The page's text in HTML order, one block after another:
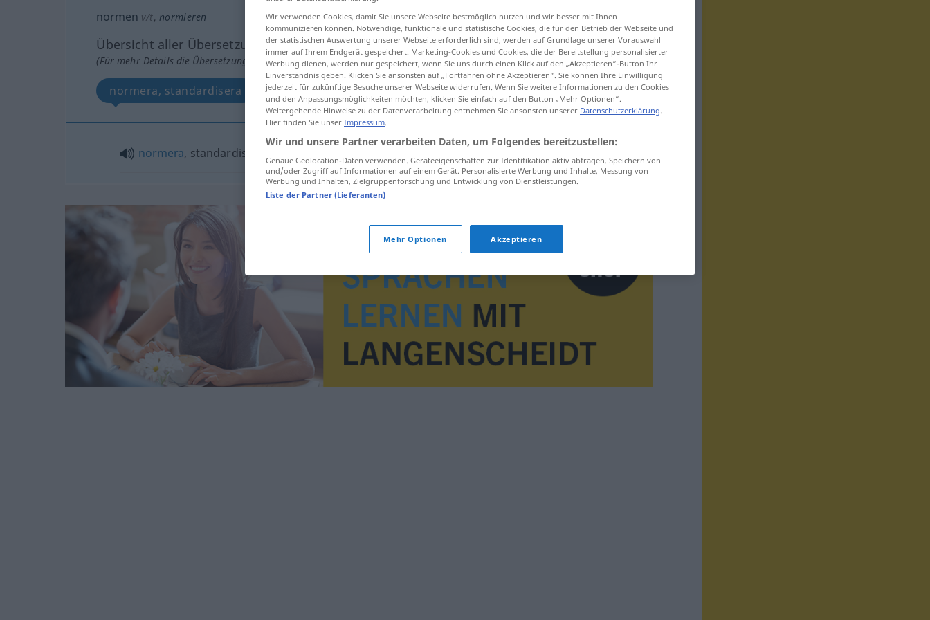
normen v/t,normieren
Übersicht aller Übersetzungen
(Für mehr Details die Übersetzung anklicken/antippen)
normera, standardisera
normera, standardisera
Wir verwenden Cookies, damit Sie unsere Webseite bestmöglich nutzen und wir besser mit Ihnen
kommunizieren können. Notwendige, funktionale und statistische Cookies, die für den Betrieb der Webseite und
der statistischen Auswertung unserer Webseite erforderlich sind, werden auf Grundlage unserer Vorauswahl
immer auf Ihrem Endgerät gespeichert. Marketing-Cookies und Cookies, die der Bereitstellung personalisierter
Werbung dienen, werden nur gespeichert, wenn Sie uns durch einen Klick auf den „Akzeptieren“-Button Ihr
Einverständnis geben. Klicken Sie ansonsten auf „Fortfahren ohne Akzeptieren“. Sie können Ihre Einwilligung
jederzeit für zukünftige Besuche unserer Webseite widerrufen. Wenn Sie weitere Informationen zu den Cookies
und den Anpassungsmöglichkeiten möchten, klicken Sie einfach auf den Button „Mehr Optionen“.
Weitergehende Hinweise zu der Datenverarbeitung entnehmen Sie ansonsten unserer Datenschutzerklärung.
Hier finden Sie unser Impressum.
Wir und unsere Partner verarbeiten Daten, um Folgendes bereitzustellen:
Genaue Geolocation-Daten verwenden. Geräteeigenschaften zur Identifikation aktiv abfragen. Speichern von
und/oder Zugriff auf Informationen auf einem Gerät. Personalisierte Werbung und Inhalte, Messung von
Werbung und Inhalten, Zielgruppenforschung und Entwicklung von Dienstleistungen.
Liste der Partner (Lieferanten)
Mehr Optionen Akzeptieren